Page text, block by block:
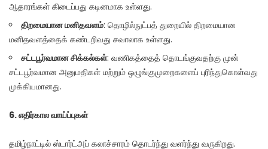
ஆதாரங்கள் கிடைப்பது கடினமாக உள்ளது.
திறமையானமனிதவளம்: தொழில்நுட்பத் துறையில் திறமையான
மனிதவளத்தைக் கண்டறிவது சவாலாக உள்ளது.
சட்டபூர்வமானசிக்கல்கள்: வணிகத்தைத் தொடங்குவதற்கு முன்
சட்டபூர்வமான அனுமதிகள் மற்றும் ஒழுங்குமுறைகளைப் புரிந்துகொள்வது
முக்கியமானது.
6.எதிர்காலவாய்ப்புகள்
தமிழ்நாட்டில் ஸ்டார்ட்அப் கலாச்சாரம் தொடர்ந்து வளர்ந்து வருகிறது.